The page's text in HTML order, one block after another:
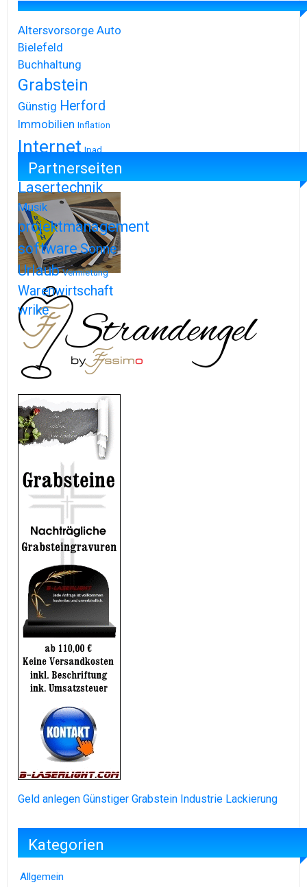
Altersvorsorge Auto
Bielefeld
Buchhaltung
Grabstein
Günstig Herford
Immobilien Inflation
Internet Ipad
Iphone
Lasertechnik
Musik
projektmanagement
softwareSonne
Urlaub Vermietung
Warenwirtschaft
wrike
Partnerseiten
Geld anlegen Günstiger Grabstein Industrie Lackierung
Kategorien
Allgemein